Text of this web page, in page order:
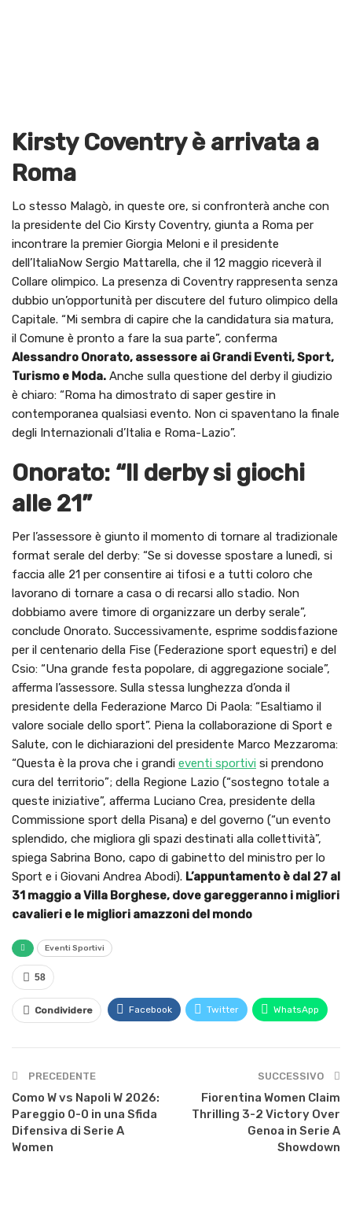
Kirsty Coventry è arrivata a
Roma
Lo stesso Malagò, in queste ore, si confronterà anche con
la presidente del Cio Kirsty Coventry, giunta a Roma per
incontrare la premier Giorgia Meloni e il presidente
dell’ItaliaNow Sergio Mattarella, che il 12 maggio riceverà il
Collare olimpico. La presenza di Coventry rappresenta senza
dubbio un’opportunità per discutere del futuro olimpico della
Capitale. “Mi sembra di capire che la candidatura sia matura,
il Comune è pronto a fare la sua parte”, conferma
Alessandro Onorato, assessore ai Grandi Eventi, Sport,
Turismo e Moda. Anche sulla questione del derby il giudizio
è chiaro: “Roma ha dimostrato di saper gestire in
contemporanea qualsiasi evento. Non ci spaventano la finale
degli Internazionali d’Italia e Roma-Lazio”.
Onorato: “Il derby si giochi
alle 21”
Per l’assessore è giunto il momento di tornare al tradizionale
format serale del derby: “Se si dovesse spostare a lunedì, si
faccia alle 21 per consentire ai tifosi e a tutti coloro che
lavorano di tornare a casa o di recarsi allo stadio. Non
dobbiamo avere timore di organizzare un derby serale”,
conclude Onorato. Successivamente, esprime soddisfazione
per il centenario della Fise (Federazione sport equestri) e del
Csio: “Una grande festa popolare, di aggregazione sociale”,
afferma l’assessore. Sulla stessa lunghezza d’onda il
presidente della Federazione Marco Di Paola: “Esaltiamo il
valore sociale dello sport”. Piena la collaborazione di Sport e
Salute, con le dichiarazioni del presidente Marco Mezzaroma:
“Questa è la prova che i grandi eventi sportivi si prendono
cura del territorio”; della Regione Lazio (“sostegno totale a
queste iniziative”, afferma Luciano Crea, presidente della
Commissione sport della Pisana) e del governo (“un evento
splendido, che migliora gli spazi destinati alla collettività”,
spiega Sabrina Bono, capo di gabinetto del ministro per lo
Sport e i Giovani Andrea Abodi). L’appuntamento è dal 27 al
31 maggio a Villa Borghese, dove gareggeranno i migliori
cavalieri e le migliori amazzoni del mondo
Eventi Sportivi
58
Condividere Facebook Twitter WhatsApp
PRECEDENTE
Como W vs Napoli W 2026:
Pareggio 0-0 in una Sfida
Difensiva di Serie A
Women
SUCCESSIVO
Fiorentina Women Claim
Thrilling 3-2 Victory Over
Genoa in Serie A
Showdown